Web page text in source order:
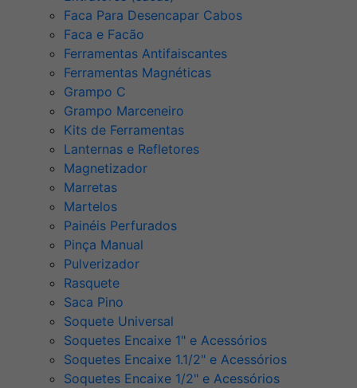
Faca Para Desencapar Cabos
Faca e Facão
Ferramentas Antifaiscantes
Ferramentas Magnéticas
Grampo C
Grampo Marceneiro
Kits de Ferramentas
Lanternas e Refletores
Magnetizador
Marretas
Martelos
Painéis Perfurados
Pinça Manual
Pulverizador
Rasquete
Saca Pino
Soquete Universal
Soquetes Encaixe 1" e Acessórios
Soquetes Encaixe 1.1/2" e Acessórios
Soquetes Encaixe 1/2" e Acessórios